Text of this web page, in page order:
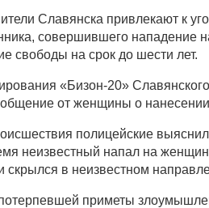
Славянска привлекают к
совершившего нападение
свободы на срок до шести лет.
«Бизон-20»
от женщины о
полицейские
неизвестный напал на
скрылся в неизвестном
приметы